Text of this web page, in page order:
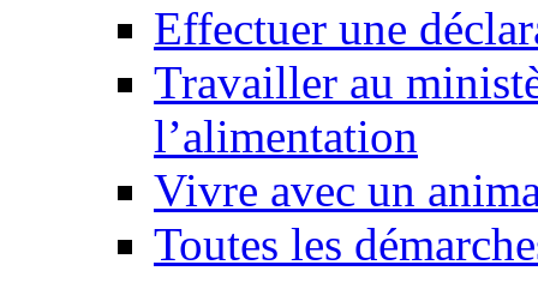
Effectuer une
Travailler au
l’alimentation
Vivre avec un
Toutes les